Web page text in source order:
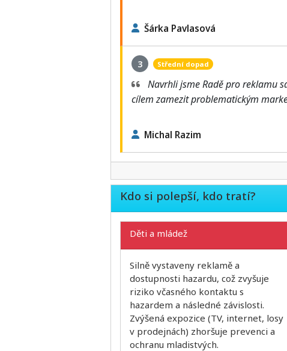
Šárka Pavlasová
3 Střední dopad
Navrhli jsme Radě pro reklamu
cílem zamezit problematickým
Michal Razim
Kdo si polepší, kdo tratí?
Děti a mládež
Silně vystaveny reklamě a
dostupnosti hazardu, což zvyšuje
riziko včasného kontaktu s
hazardem a následné závislosti.
Zvýšená expozice (TV, internet, losy
v prodejnách) zhoršuje prevenci a
ochranu mladistvých.